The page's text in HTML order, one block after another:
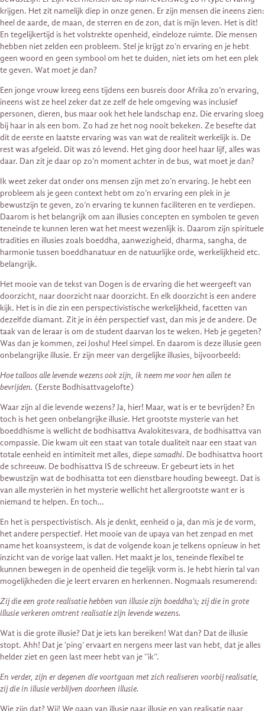
krijgen. Het zit namelijk diep in onze genen. Er zijn mensen die ineens zien:
heel de aarde, de maan, de sterren en de zon, dat is mijn leven. Het is dit!
En tegelijkertijd is het volstrekte openheid, eindeloze ruimte. Die mensen
hebben niet zelden een probleem. Stel je krijgt zo’n ervaring en je hebt
geen woord en geen symbool om het te duiden, niet iets om het een plek
te geven. Wat moet je dan?
Een jonge vrouw kreeg eens tijdens een busreis door Afrika zo’n ervaring,
ineens wist ze heel zeker dat ze zelf de hele omgeving was inclusief
personen, dieren, bus maar ook het hele landschap enz. Die ervaring sloeg
bij haar in als een bom. Zo had ze het nog nooit bekeken. Ze besefte dat
dit de eerste en laatste ervaring was van wat de realiteit werkelijk is. De
rest was afgeleid. Dit was zó levend. Het ging door heel haar lijf, alles was
daar. Dan zit je daar op zo’n moment achter in de bus, wat moet je dan?
Ik weet zeker dat onder ons mensen zijn met zo’n ervaring. Je hebt een
probleem als je geen context hebt om zo’n ervaring een plek in je
bewustzijn te geven, zo’n ervaring te kunnen faciliteren en te verdiepen.
Daarom is het belangrijk om aan illusies concepten en symbolen te geven
teneinde te kunnen leren wat het meest wezenlijk is. Daarom zijn spirituele
tradities en illusies zoals boeddha, aanwezigheid, dharma, sangha, de
harmonie tussen boeddhanatuur en de natuurlijke orde, werkelijkheid etc.
belangrijk.
Het mooie van de tekst van Dogen is de ervaring die het weergeeft van
doorzicht, naar doorzicht naar doorzicht. En elk doorzicht is een andere
kijk. Het is in die zin een perspectivistische werkelijkheid, facetten van
dezelfde diamant. Zit je in één perspectief vast, dan mis je de andere. De
taak van de leraar is om de student daarvan los te weken. Heb je gegeten?
Was dan je kommen, zei Joshu! Heel simpel. En daarom is deze illusie geen
onbelangrijke illusie. Er zijn meer van dergelijke illusies, bijvoorbeeld:
Hoe talloos alle levende wezens ook zijn, ik neem me voor hen allen te
bevrijden. (Eerste Bodhisattvagelofte)
Waar zijn al die levende wezens? Ja, hier! Maar, wat is er te bevrijden? En
toch is het geen onbelangrijke illusie. Het grootste mysterie van het
boeddhisme is wellicht de bodhisattva Avalokitesvara, de bodhisattva van
compassie. Die kwam uit een staat van totale dualiteit naar een staat van
totale eenheid en intimiteit met alles, diepesamadhi. De bodhisattva hoort
de schreeuw. De bodhisattva IS de schreeuw. Er gebeurt iets in het
bewustzijn wat de bodhisatta tot een dienstbare houding beweegt. Dat is
van alle mysteriën in het mysterie wellicht het allergrootste want er is
niemand te helpen. En toch…
En het is perspectivistisch. Als je denkt, eenheid o ja, dan mis je de vorm,
het andere perspectief. Het mooie van de upaya van het zenpad en met
name het koansysteem, is dat de volgende koan je telkens opnieuw in het
inzicht van de vorige laat vallen. Het maakt je los, teneinde flexibel te
kunnen bewegen in de openheid die tegelijk vorm is. Je hebt hierin tal van
mogelijkheden die je leert ervaren en herkennen. Nogmaals resumerend:
Zij die een grote realisatie hebben van illusie zijn boeddha’s; zij die in grote
illusie verkeren omtrent realisatie zijn levende wezens.
Wat is die grote illusie? Dat je iets kan bereiken! Wat dan? Dat de illusie
stopt. Ahh! Dat je ‘ping’ ervaart en nergens meer last van hebt, dat je alles
helder ziet en geen last meer hebt van je ‘’ik’’.
En verder, zijn er degenen die voortgaan met zich realiseren voorbij realisatie,
zij die in illusie verblijven doorheen illusie.
Wie zijn dat? Wij! We gaan van illusie naar illusie en van realisatie naar